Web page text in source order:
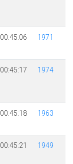
00:45:06 1971
00:45:17 1974
00:45:18 1963
00:45:21 1949